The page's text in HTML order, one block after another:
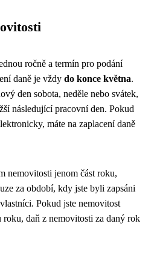
ročně a termín pro podání
daně je vždy do konce května.
den sobota, neděle nebo svátek,
následující pracovní den. Pokud
máte na zaplacení daně
nemovitosti jenom část roku,
za období, kdy jste byli zapsáni
Pokud jste nemovitost
daň z nemovitosti za daný rok